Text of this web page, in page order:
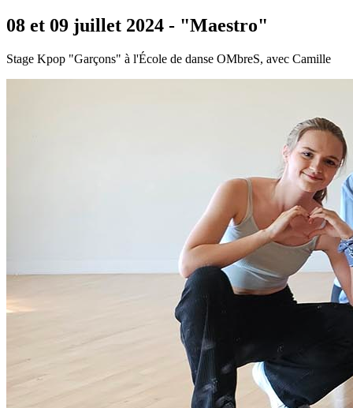
08 et 09 juillet 2024 - "Maestro"
Stage Kpop "Garçons" à l'École de danse OMbreS, avec Camille